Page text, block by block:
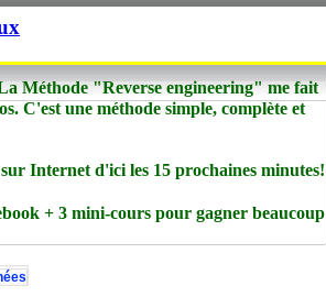
Méthode "Reverse engineering" me fait
C'est une méthode simple, complète et
Internet d'ici les 15 prochaines minutes!
+ 3 mini-cours pour gagner beaucoup